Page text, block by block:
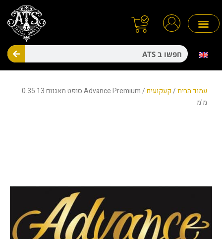
לתוכן
עמוד הבית/קעקועים
/ Advance Premium סופט מאגנום 13 0.35
מ'מ